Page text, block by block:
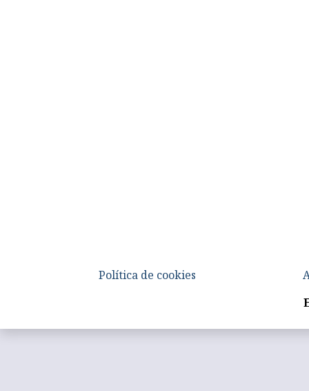
Política de cookies